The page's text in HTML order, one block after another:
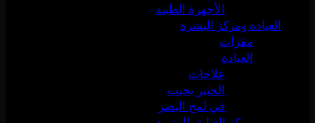
الأجهزة الطبية
العيادة ومركز البشرة
مقرات
العيادة
علاجات
الخبير يجيب
في لمح البصر